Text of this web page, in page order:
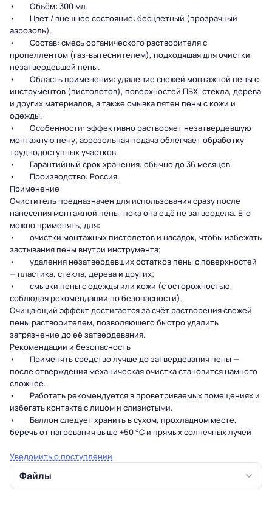
• Объём: 300 мл.
• Цвет / внешнее состояние: бесцветный (прозрачный
аэрозоль).
• Состав: смесь органического растворителя с
пропеллентом (газ-вытеснителем), подходящая для очистки
незатвердевшей пены.
• Область применения: удаление свежей монтажной пены с
инструментов (пистолетов), поверхностей ПВХ, стекла, дерева
и других материалов, а также смывка пятен пены с кожи и
одежды.
• Особенности: эффективно растворяет незатвердевшую
монтажную пену; аэрозольная подача облегчает обработку
труднодоступных участков.
• Гарантийный срок хранения: обычно до 36 месяцев.
• Производство: Россия.
Применение
Очиститель предназначен для использования сразу после
нанесения монтажной пены, пока она ещё не затвердела. Его
можно применять, для:
• очистки монтажных пистолетов и насадок, чтобы избежать
застывания пены внутри инструмента;
• удаления незатвердевших остатков пены с поверхностей
— пластика, стекла, дерева и других;
• смывки пены с одежды или кожи (с осторожностью,
соблюдая рекомендации по безопасности).
Очищающий эффект достигается за счёт растворения свежей
пены растворителем, позволяющего быстро удалить
загрязнение до её затвердевания.
Рекомендации и безопасность
• Применять средство лучше до затвердевания пены —
после отверждения механическая очистка становится намного
сложнее.
• Работать рекомендуется в проветриваемых помещениях и
избегать контакта с лицом и слизистыми.
• Баллон следует хранить в сухом, прохладном месте,
беречь от нагревания выше +50 °C и прямых солнечных лучей
Уведомить о поступлении
Файлы